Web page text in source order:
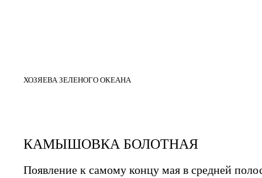
ХОЗЯЕВА ЗЕЛЕНОГО ОКЕАНА
КАМЫШОВКА БОЛОТНАЯ
Появление к самому концу мая в средней